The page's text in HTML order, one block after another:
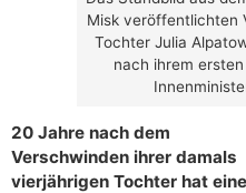
Misk veröffentlichten
Tochter Julia
nach ihrem
20 Jahre nach dem
Verschwinden ihrer damals
vierjährigen Tochter hat eine